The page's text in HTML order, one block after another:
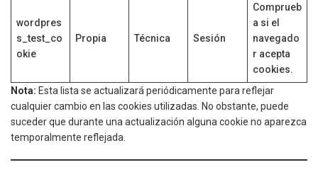
wordpres
s_test_co
okie
Propia Técnica Sesión
Comprueb
a si el
navegado
r acepta
cookies.
Nota: Esta lista se actualizará periódicamente para reflejar
cualquier cambio en las cookies utilizadas. No obstante, puede
suceder que durante una actualización alguna cookie no aparezca
temporalmente reflejada.